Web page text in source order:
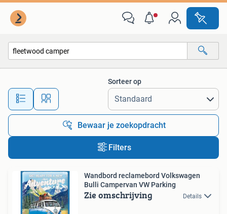
Alle afstanden…
Sorteer op
Bewaar je zoekopdracht
Filters
Wandbord reclamebord Volkswagen
Bulli Campervan VW Parking
Zie omschrijving Details